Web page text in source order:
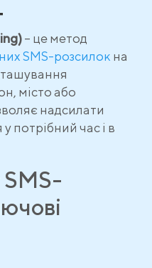
– це метод
SMS-розсилок на
місто або
надсилати
потрібний час і в
SMS-